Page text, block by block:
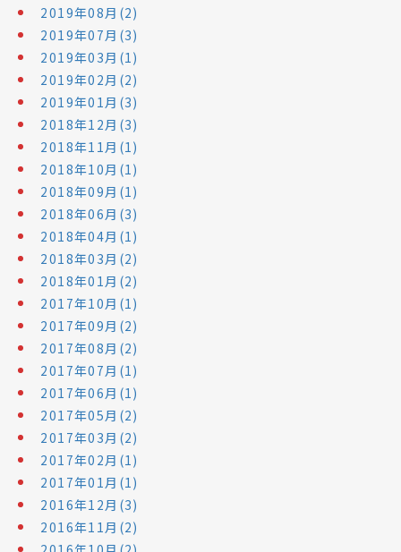
2019年08月(2)
2019年07月(3)
2019年03月(1)
2019年02月(2)
2019年01月(3)
2018年12月(3)
2018年11月(1)
2018年10月(1)
2018年09月(1)
2018年06月(3)
2018年04月(1)
2018年03月(2)
2018年01月(2)
2017年10月(1)
2017年09月(2)
2017年08月(2)
2017年07月(1)
2017年06月(1)
2017年05月(2)
2017年03月(2)
2017年02月(1)
2017年01月(1)
2016年12月(3)
2016年11月(2)